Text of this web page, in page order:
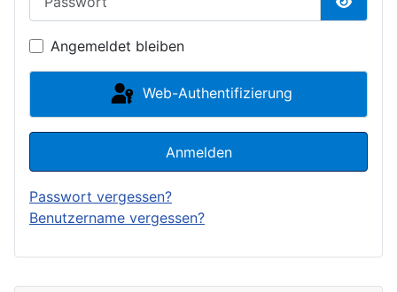
Angemeldet bleiben
Web-Authentifizierung
Anmelden
Passwort vergessen?
Benutzername vergessen?